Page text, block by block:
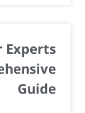
Experts
Guide